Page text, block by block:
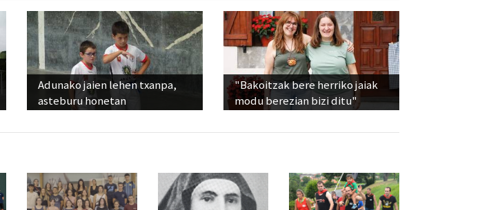
Adunako jaien lehen txanpa,
asteburu honetan
"Bakoitzak bere herriko jaiak
modu berezian bizi ditu"